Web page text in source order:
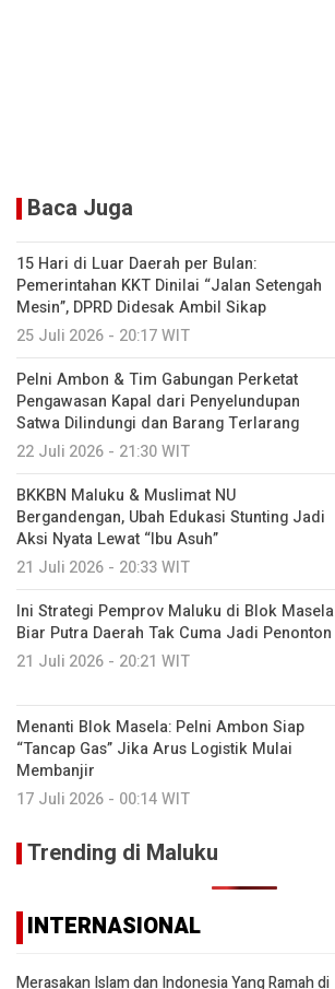
Baca Juga
15 Hari di Luar Daerah per Bulan:
Pemerintahan KKT Dinilai “Jalan Setengah
Mesin”, DPRD Didesak Ambil Sikap
25 Juli 2026 - 20:17 WIT
Pelni Ambon & Tim Gabungan Perketat
Pengawasan Kapal dari Penyelundupan
Satwa Dilindungi dan Barang Terlarang
22 Juli 2026 - 21:30 WIT
BKKBN Maluku & Muslimat NU
Bergandengan, Ubah Edukasi Stunting Jadi
Aksi Nyata Lewat “Ibu Asuh”
21 Juli 2026 - 20:33 WIT
Ini Strategi Pemprov Maluku di Blok Masela
Biar Putra Daerah Tak Cuma Jadi Penonton
21 Juli 2026 - 20:21 WIT
Menanti Blok Masela: Pelni Ambon Siap
“Tancap Gas” Jika Arus Logistik Mulai
Membanjir
17 Juli 2026 - 00:14 WIT
Trending di Maluku
INTERNASIONAL
Merasakan Islam dan Indonesia Yang Ramah di